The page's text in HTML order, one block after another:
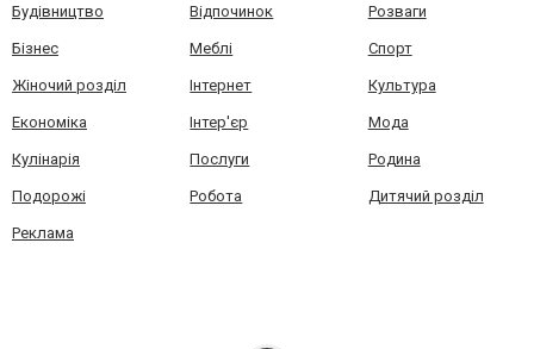
Будівництво Відпочинок Розваги
Бізнес Меблі Спорт
Жіночий розділ Інтернет Культура
Економіка Інтер'єр Мода
Кулінарія Послуги Родина
Подорожі Робота Дитячий розділ
Реклама